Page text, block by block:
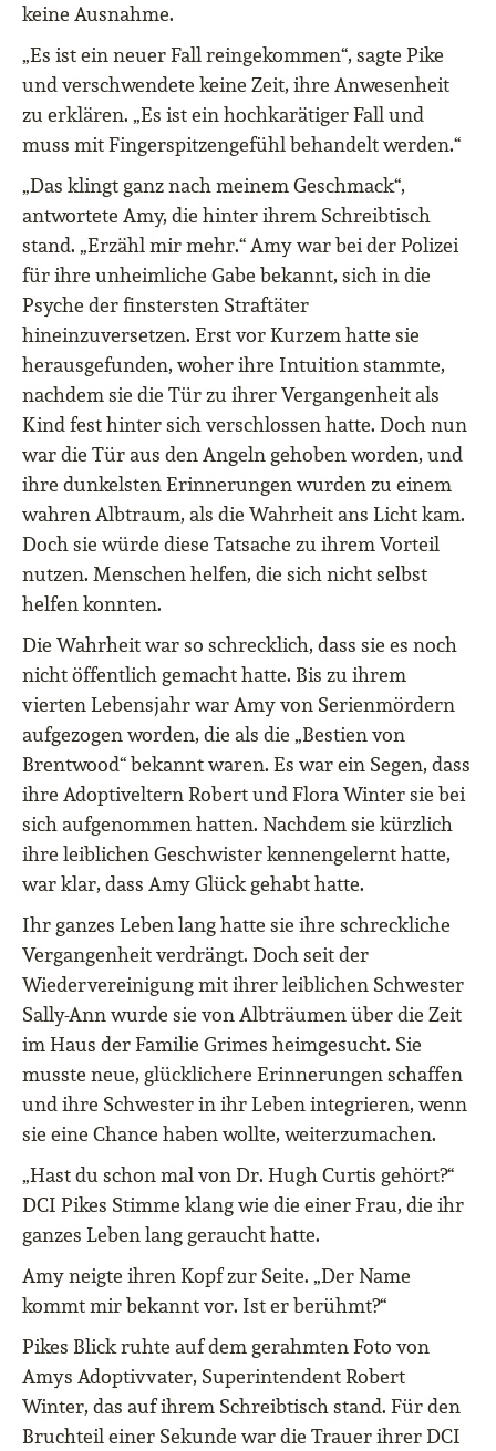
keine Ausnahme.
„Es ist ein neuer Fall reingekommen“, sagte Pike
und verschwendete keine Zeit, ihre Anwesenheit
zu erklären. „Es ist ein hochkarätiger Fall und
muss mit Fingerspitzengefühl behandelt werden.“
„Das klingt ganz nach meinem Geschmack“,
antwortete Amy, die hinter ihrem Schreibtisch
stand. „Erzähl mir mehr.“ Amy war bei der Polizei
für ihre unheimliche Gabe bekannt, sich in die
Psyche der finstersten Straftäter
hineinzuversetzen. Erst vor Kurzem hatte sie
herausgefunden, woher ihre Intuition stammte,
nachdem sie die Tür zu ihrer Vergangenheit als
Kind fest hinter sich verschlossen hatte. Doch nun
war die Tür aus den Angeln gehoben worden, und
ihre dunkelsten Erinnerungen wurden zu einem
wahren Albtraum, als die Wahrheit ans Licht kam.
Doch sie würde diese Tatsache zu ihrem Vorteil
nutzen. Menschen helfen, die sich nicht selbst
helfen konnten.
Die Wahrheit war so schrecklich, dass sie es noch
nicht öffentlich gemacht hatte. Bis zu ihrem
vierten Lebensjahr war Amy von Serienmördern
aufgezogen worden, die als die „Bestien von
Brentwood“ bekannt waren. Es war ein Segen, dass
ihre Adoptiveltern Robert und Flora Winter sie bei
sich aufgenommen hatten. Nachdem sie kürzlich
ihre leiblichen Geschwister kennengelernt hatte,
war klar, dass Amy Glück gehabt hatte.
Ihr ganzes Leben lang hatte sie ihre schreckliche
Vergangenheit verdrängt. Doch seit der
Wiedervereinigung mit ihrer leiblichen Schwester
Sally-Ann wurde sie von Albträumen über die Zeit
im Haus der Familie Grimes heimgesucht. Sie
musste neue, glücklichere Erinnerungen schaffen
und ihre Schwester in ihr Leben integrieren, wenn
sie eine Chance haben wollte, weiterzumachen.
„Hast du schon mal von Dr. Hugh Curtis gehört?“
DCI Pikes Stimme klang wie die einer Frau, die ihr
ganzes Leben lang geraucht hatte.
Amy neigte ihren Kopf zur Seite. „Der Name
kommt mir bekannt vor. Ist er berühmt?“
Pikes Blick ruhte auf dem gerahmten Foto von
Amys Adoptivvater, Superintendent Robert
Winter, das auf ihrem Schreibtisch stand. Für den
Bruchteil einer Sekunde war die Trauer ihrer DCI